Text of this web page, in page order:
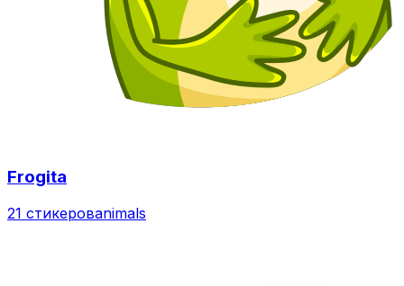
Frogita
21 стикеровanimals